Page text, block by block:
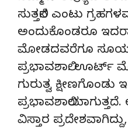
ಸುತ್ತಲಿನ ಎಂಟು
ಅಂದುಕೊಂಡರೂ
ಮೋಡದವರೆಗೂ
ಪ್ರಭಾವಶಾಲಿ. ಊರ್ಟ್
ಗುರುತ್ವ ಕ್ಷೀಣಗೊಂಡು
ವಿಸ್ತಾರ